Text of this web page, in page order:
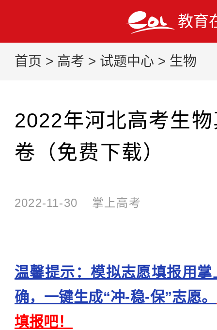
教育
首页 > 高考 > 试题中心 > 生物
2022年河北高考生
卷（免费下载）
2022-11-30 掌上高考
温馨提示：模拟志愿填报用
确，一键生成“冲-稳-保”志愿。
填报吧！